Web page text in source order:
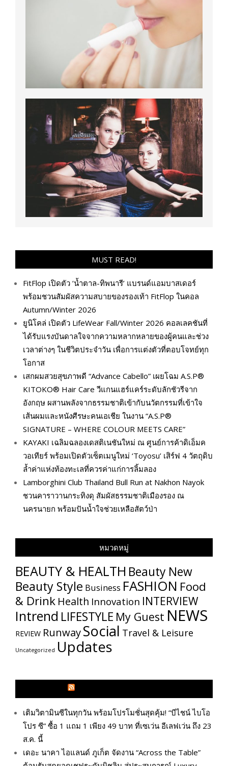
MUST READ!
FitFlop เปิดตัว ‘น้ำตาล-ทิพนารี’ แบรนด์แอมบาสเดอร์
พร้อมชวนสัมผัสความสบายของรองเท้า FitFlop ในคอล
Autumn/Winter 2026
ยูนิโคล่ เปิดตัว LifeWear Fall/Winter 2026 คอลเลคชันที่
ได้รับแรงบันดาลใจจากความหลากหลายของผู้คนและช่วง
เวลาต่างๆ ในชีวิตประจำวัน เพื่อการแต่งตัวที่ตอบโจทย์ทุก
โอกาส
เสกผมสวยสุขภาพดี “Advance Cabello” เผยโฉม A.S.P®
KITOKO® Hair Care วีแกนแฮร์แคร์ระดับลักชัวรีจาก
อังกฤษ ผสานพลังจากธรรมชาติเข้ากับนวัตกรรมที่เข้าใจ
เส้นผมและหนังศีรษะคนเอเชีย ในงาน “A.S.P®
SIGNATURE – WHERE COLOUR MEETS CARE”
KAYAKI เฉลิมฉลองเดสติเนชันใหม่ ณ ศูนย์การค้าดิเอ็มค
วอเทียร์ พร้อมเปิดตัวเซ็ตเมนูใหม่ ‘Toyosu’ เสิร์ฟ 4 วัตถุดิบ
ล้ำค่าแห่งท้องทะเลที่ควรค่าแก่การลิ้มลอง
Lamborghini Club Thailand Bull Run at Nakhon Nayok
ชวนคาราวานกระทิงดุ สัมผัสธรรมชาติเมืองรอง ณ
นครนายก พร้อมปันน้ำใจช่วยเหลือสัตว์ป่า
หมวดหมู่
BEAUTY & HEALTH Beauty New
Beauty Style Business FASHION Food
& Drink Health Innovation INTERVIEW
Intrend LIFESTYLE My​ Guest NEWS
REVIEW RunwaySocial Travel & Leisure
Uncategorized Updates
เติมวิตามินซีในทุกวัน พร้อมโปรโมชั่นสุดคุ้ม! “บีไชน์ ไบโอ
โปร ซี” ซื้อ 1 แถม 1 เพียง 49 บาท ที่เซเว่น อีเลฟเว่น ถึง 23
ส.ค. นี้
เดอะ นาคา ไอแลนด์ ภูเก็ต จัดงาน “Across the Table”